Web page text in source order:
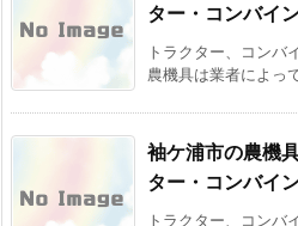
ター・コンバイ
トラクター、コンバ
農機具は業者によっ
袖ケ浦市の農機
ター・コンバイ
トラクター、コンバ